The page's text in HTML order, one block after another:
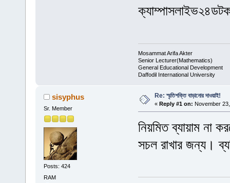
Mosammat Arifa Akter
Senior Lecturer(Mathematics)
General Educational Development
Daffodil International University
sisyphus
Sr. Member
Posts: 424
RAM
Re: স্মৃতিশক্তি বাড়ানোর দাওয়াই!
« Reply #1 on: November
নিয়মিত ব্যায়াম না
সচল রাখার জন্য।